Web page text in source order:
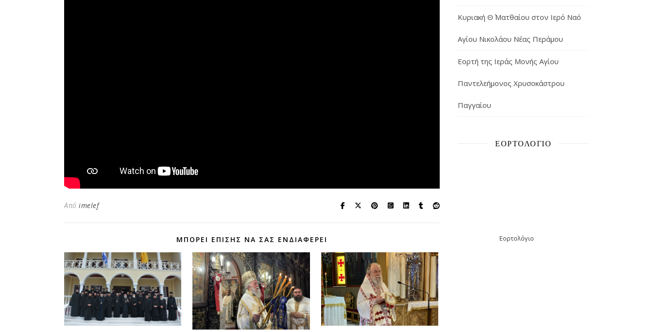
Από imelef
ΜΠΟΡΕΊ ΕΠΊΣΗΣ ΝΑ ΣΑΣ ΕΝΔΙΑΦΈΡΕΙ
Κυριακή Θ΄ Ματθαίου στον Ιερό Ναό
Αγίου Νικολάου Νέας Περάμου
Εορτή της Ιεράς Μονής Αγίου
Παντελεήμονος Χρυσοκάστρου
Παγγαίου
ΕΟΡΤΟΛΌΓΙΟ
Εορτολόγιο